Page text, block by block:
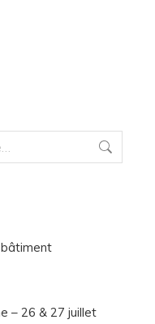
– 26 & 27 juillet